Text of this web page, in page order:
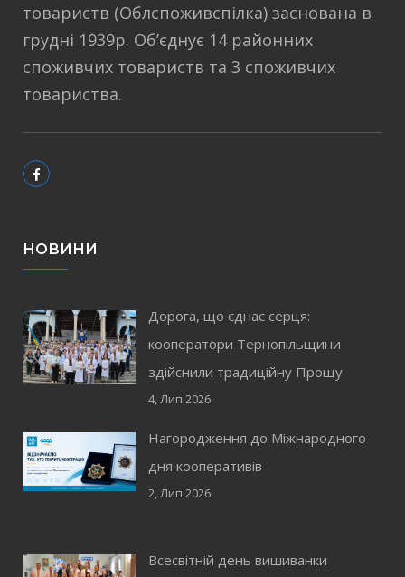
товариств (Облспоживспілка) заснована в
грудні 1939р. Об’єднує 14 районних
споживчих товариств та 3 споживчих
товариства.
НОВИНИ
Дорога, що єднає серця:
кооператори Тернопільщини
здійснили традиційну Прощу
4, Лип 2026
Нагородження до Міжнародного
дня кооперативів
2, Лип 2026
Всесвітній день вишиванки